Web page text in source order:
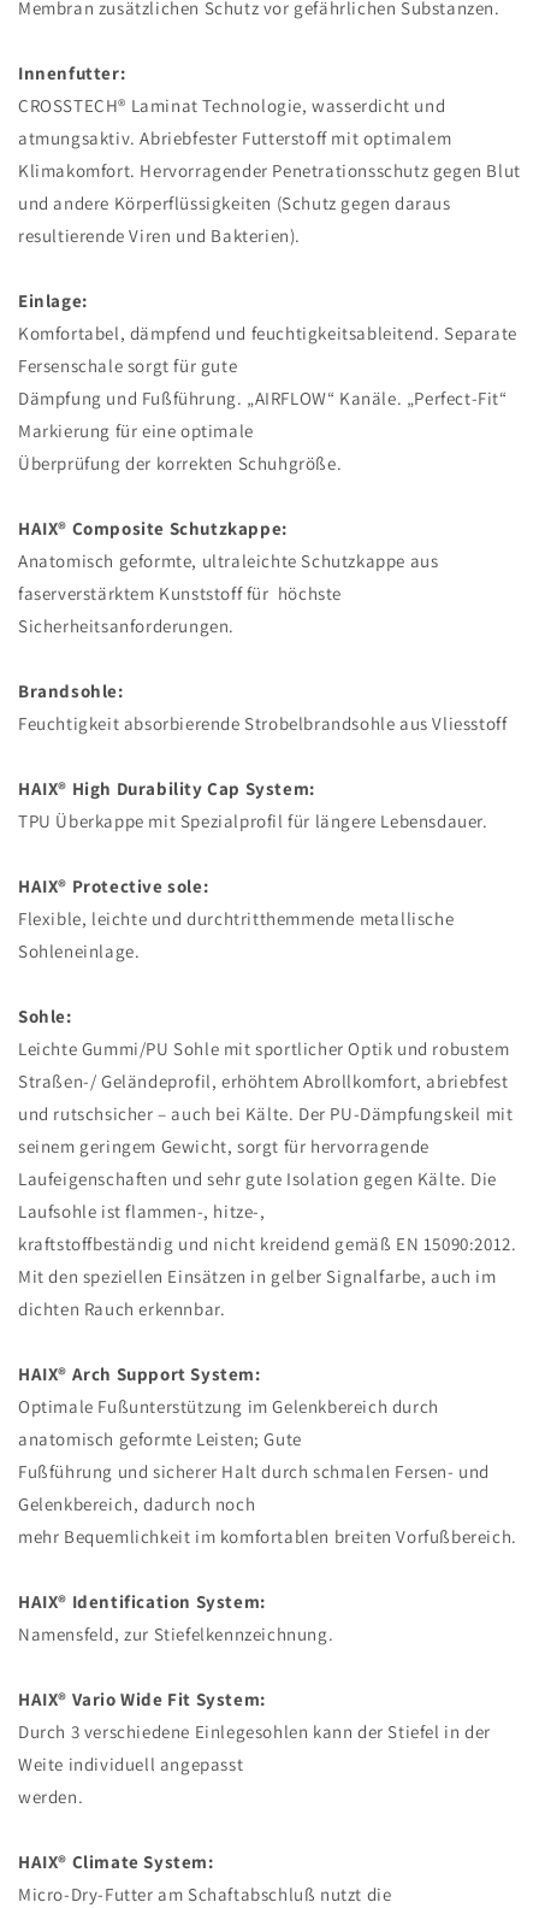
Membran zusätzlichen Schutz vor gefährlichen Substanzen.
Innenfutter:
CROSSTECH® Laminat Technologie, wasserdicht und
atmungsaktiv. Abriebfester Futterstoff mit optimalem
Klimakomfort. Hervorragender Penetrationsschutz gegen Blut
und andere Körperflüssigkeiten (Schutz gegen daraus
resultierende Viren und Bakterien).
Einlage:
Komfortabel, dämpfend und feuchtigkeitsableitend. Separate
Fersenschale sorgt für gute
Dämpfung und Fußführung. „AIRFLOW“ Kanäle. „Perfect-Fit“
Markierung für eine optimale
Überprüfung der korrekten Schuhgröße.
HAIX® Composite Schutzkappe:
Anatomisch geformte, ultraleichte Schutzkappe aus
faserverstärktem Kunststoff für höchste
Sicherheitsanforderungen.
Brandsohle:
Feuchtigkeit absorbierende Strobelbrandsohle aus Vliesstoff
HAIX® High Durability Cap System:
TPU Überkappe mit Spezialprofil für längere Lebensdauer.
HAIX® Protective sole:
Flexible, leichte und durchtritthemmende metallische
Sohleneinlage.
Sohle:
Leichte Gummi/PU Sohle mit sportlicher Optik und robustem
Straßen-/ Geländeprofil, erhöhtem Abrollkomfort, abriebfest
und rutschsicher – auch bei Kälte. Der PU-Dämpfungskeil mit
seinem geringem Gewicht, sorgt für hervorragende
Laufeigenschaften und sehr gute Isolation gegen Kälte. Die
Laufsohle ist flammen-, hitze-,
kraftstoffbeständig und nicht kreidend gemäß EN 15090:2012.
Mit den speziellen Einsätzen in gelber Signalfarbe, auch im
dichten Rauch erkennbar.
HAIX® Arch Support System:
Optimale Fußunterstützung im Gelenkbereich durch
anatomisch geformte Leisten; Gute
Fußführung und sicherer Halt durch schmalen Fersen- und
Gelenkbereich, dadurch noch
mehr Bequemlichkeit im komfortablen breiten Vorfußbereich.
HAIX® Identification System:
Namensfeld, zur Stiefelkennzeichnung.
HAIX® Vario Wide Fit System:
Durch 3 verschiedene Einlegesohlen kann der Stiefel in der
Weite individuell angepasst
werden.
HAIX® Climate System:
Micro-Dry-Futter am Schaftabschluß nutzt die